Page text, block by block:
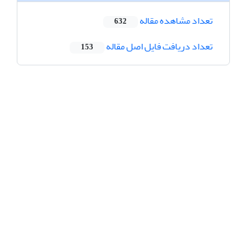
تعداد مشاهده مقاله 632
تعداد دریافت فایل اصل مقاله 153